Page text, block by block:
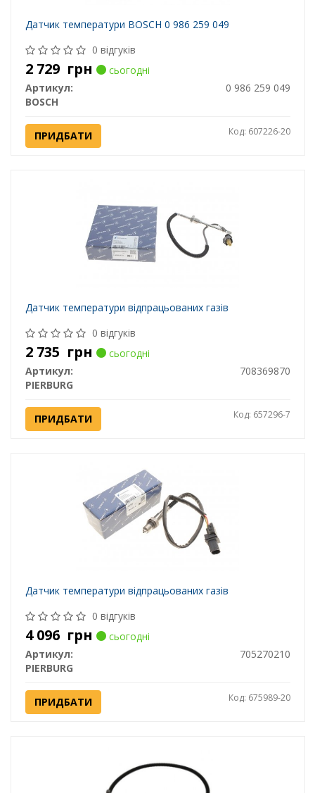
Датчик температури BOSCH 0 986 259 049
0 відгуків
2 729 грн
сьогодні
Артикул:
0 986 259 049
BOSCH
ПРИДБАТИ Код: 607226-20
Датчик температури відпрацьованих газів
0 відгуків
2 735 грн
сьогодні
Артикул:
708369870
PIERBURG
ПРИДБАТИ Код: 657296-7
Датчик температури відпрацьованих газів
0 відгуків
4 096 грн
сьогодні
Артикул:
705270210
PIERBURG
ПРИДБАТИ Код: 675989-20